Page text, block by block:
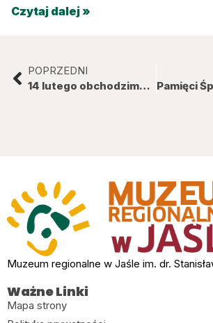
Czytaj dalej »
POPRZEDNI
14 lutego obchodzimy Narodowy Dzień Pamięci Żołnierzy Armii Krajowej
Muzeum regionalne w Jaśle im. dr.
Ważne Linki
Mapa strony